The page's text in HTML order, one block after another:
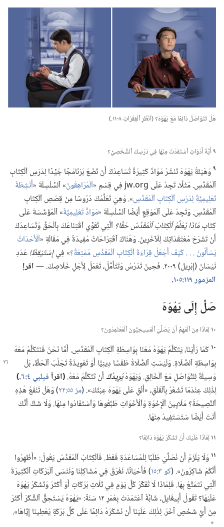
هَلْ تَتَوَاصَلُ دَائِمًا مَعَ يَهْوَهَ؟‏ (‏اُنْظُرِ ٱلْفِقْرَاتِ ٨-‏١١.‏)‏
٩أَيَّةُ أَدَوَاتٍ ٱسْتَفَدْتَ مِنْهَا فِي دَرْسِكَ ٱلشَّخْصِيِّ؟‏
٩وَهَيْئَةُ يَهْوَهَ تَنْشُرُ مَوَادَّ كَثِيرَةً تُسَاعِدُكَ أَنْ تَضَعَ بَرْنَامَجًا جَيِّدًا لِدَرْسِ ٱلْكِتَابِ
ٱلْمُقَدَّسِ.‏ مَثَلًا،‏ تَجِدُ عَلَى jw.‎org فِي قِسْمِ «‏
اَلْمُرَاهِقُونَ‏» ٱلسِّلْسِلَةَ «‏أَنْشِطَةٌ
تَعْلِيمِيَّةٌ لِدَرْسِ ٱلْكِتَابِ ٱلْمُقَدَّسِ‏».‏ وَهِيَ تُعَلِّمُكَ دُرُوسًا مِنْ قِصَصِ ٱلْكِتَابِ
ٱلْمُقَدَّسِ.‏ وَتَجِدُ عَلَى ٱلْمَوْقِعِ أَيْضًا ٱلسِّلْسِلَةَ «‏مَوَادُّ تَعْلِيمِيَّةٌ‏» ٱلْمُؤَسَّسَةَ عَلَى
كِتَابِمَاذَا يُعَلِّمُ ٱلْكِتَابُ ٱلْمُقَدَّسُ حَقًّا؟‏ ٱلَّتِي تُقَوِّي ٱقْتِنَاعَكَ بِٱلْحَقِّ وَتُسَاعِدُكَ
أَنْ تَشْرَحَ مُعْتَقَدَاتِكَ لِلْآخَرِينَ.‏ وَهُنَاكَ ٱقْتِرَاحَاتٌ مُفِيدَةٌ فِي مَقَالَةِ «‏اَلْأَحْدَاثُ
يَسْأَلُونَ .‏ .‏ .‏ كَيْفَ أَجْعَلُ قِرَاءَةَ ٱلْكِتَابِ ٱلْمُقَدَّسِ مُمْتِعَةً؟‏‏» فِيإِسْتَيْقِظْ!‏عَدَدِ
نَيْسَانَ (‏إِبْرِيل)‏ ٢٠٠٩.‏ فَحِينَ تَدْرُسُ وَتَتَأَمَّلُ،‏ تَعْمَلُ لِأَجْلِ خَلَاصِكَ.‏ —‏
اقرإ
المزمور ١١٩:‏١٠٥
‏.‏
صَلِّ إِلَى يَهْوَهَ
١٠ لِمَاذَا مِنَ ٱلْمُهِمِّ أَنْ يُصَلِّيَ ٱلْمَسِيحِيُّونَ ٱلْمُعْتَمِدُونَ؟‏
١٠ كَمَا رَأَيْنَا،‏ يَتَكَلَّمُ يَهْوَهُ مَعَنَا بِوَاسِطَةِ ٱلْكِتَابِ ٱلْمُقَدَّسِ.‏ أَمَّا نَحْنُ فَنَتَكَلَّمُ مَعَهُ
بِوَاسِطَةِ ٱلصَّلَاةِ.‏وَلَيْسَتِ ٱلصَّلَاةُ طَقْسًا دِينِيًّا أَوْ تَعْوِيذَةً تَجْلُبُ ٱلْحَظَّ،‏ بَلْ
وَسِيلَةٌ لِلتَّوَاصُلِ مَعَ ٱلْخَالِقِ.‏ وَيَهْوَهُيُرِيدُكَأَنْ تَتَكَلَّمَ مَعَهُ.‏‏(‏اقرأ فيلبي ٤:‏٦
‏.‏)‏
لِذٰلِكَ عِنْدَمَا تَشْعُرُ بِٱلْقَلَقِ،‏ «أَلْقِ عَلَى يَهْوَهَ عِبْئَكَ».‏ (‏مز ٥٥:‏٢٢
‏)‏ وَهَلْ تَنْفَعُ هٰذِهِ
ٱلنَّصِيحَةُ؟‏ مَلَايِينُ ٱلْإِخْوَةِ وَٱلْأَخَوَاتِ طَبَّقُوهَا وَٱسْتَفَادُوا مِنْهَا.‏ وَلَا شَكَّ أَنَّكَ
أَنْتَ أَيْضًا سَتَسْتَفِيدُ مِنْهَا.‏
١١ لِمَاذَا عَلَيْكَ أَنْ تَشْكُرَ يَهْوَهَ دَائِمًا؟‏
١١ وَلَا يَلْزَمُ أَنْ نُصَلِّيَ طَلَبًا لِلْمُسَاعَدَةِ فَقَطْ.‏ فَٱلْكِتَابُ ٱلْمُقَدَّسُ يَقُولُ:‏ «أَظْهِرُوا
أَنَّكُمْ شَاكِرُونَ».‏ (‏كو ٣:‏١٥
‏)‏ فَأَحْيَانًا،‏ نَغْرَقُ فِي مَشَاكِلِنَا وَنَنْسَى ٱلْبَرَكَاتِ ٱلْكَثِيرَةَ
ٱلَّتِي نَتَمَتَّعُ بِهَا.‏ فَلِمَاذَا لَا تُفَكِّرُ كُلَّ يَوْمٍ فِي ثَلَاثِ بَرَكَاتٍ أَوْ أَكْثَرَ وَتَشْكُرُ يَهْوَهَ
عَلَيْهَا؟‏ تَقُولُ أَبِيغَايِل،‏ شَابَّةٌ ٱعْتَمَدَتْ بِعُمْرِ ١٢ سَنَةً:‏ «يَهْوَهُ يَسْتَحِقُّ ٱلشُّكْرَ أَكْثَرَ
مِنْ أَيِّ شَخْصٍ آخَرَ.‏ لِذٰلِكَ عَلَيْنَا أَنْ نَشْكُرَهُ دَائِمًا عَلَى كُلِّ بَرَكَةٍ يُعْطِينَا إِيَّاهَا».‏